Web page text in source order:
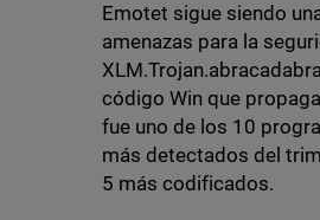
Emotet sigue siendo
amenazas para la
código Win que
fue uno de los 10
más detectados del
5 más codificados.